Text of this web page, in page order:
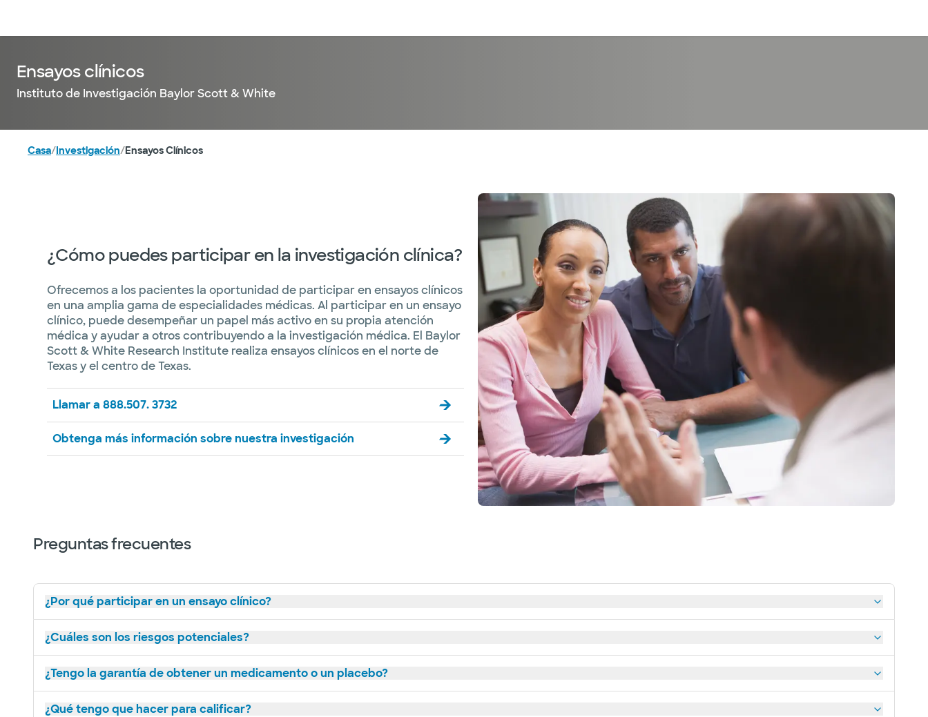
Ensayos clínicos
Instituto de Investigación Baylor Scott & White
Casa/Investigación/Ensayos Clínicos
¿Cómo puedes participar en la investigación clínica?
Ofrecemos a los pacientes la oportunidad de participar en ensayos clínicos
en una amplia gama de especialidades médicas. Al participar en un ensayo
clínico, puede desempeñar un papel más activo en su propia atención
médica y ayudar a otros contribuyendo a la investigación médica. El Baylor
Scott & White Research Institute realiza ensayos clínicos en el norte de
Texas y el centro de Texas.
Llamar a 888.507. 3732
Obtenga más información sobre nuestra investigación
Preguntas frecuentes
¿Por qué participar en un ensayo clínico?
¿Cuáles son los riesgos potenciales?
¿Tengo la garantía de obtener un medicamento o un placebo?
¿Qué tengo que hacer para calificar?